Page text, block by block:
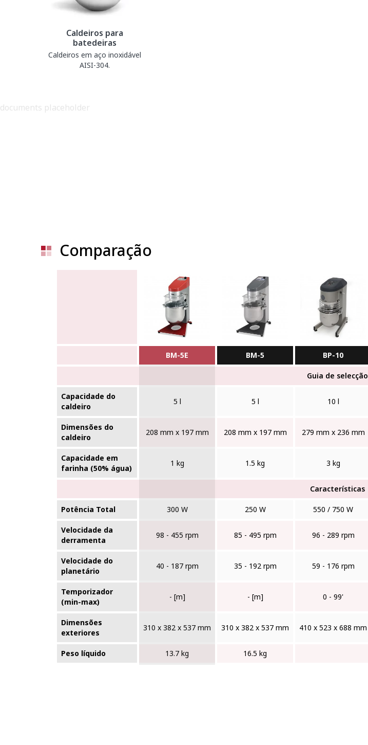
Caldeiros para
batedeiras
Caldeiros em aço inoxidável
AISI-304.
documents placeholder
Comparação
BM-5E BM-5 BP-10
Guia de selecção
Capacidade do
caldeiro
5 l 5 l 10 l
Dimensões do
caldeiro
208 mm x 197 mm 208 mm x 197 mm 279 mm x 236 mm
Capacidade em
farinha (50% água)
1 kg 1.5 kg 3 kg
Características
Potência Total 300 W 250 W 550 / 750 W
Velocidade da
derramenta
98 - 455 rpm 85 - 495 rpm 96 - 289 rpm
Velocidade do
planetário
40 - 187 rpm 35 - 192 rpm 59 - 176 rpm
Temporizador
(min-max)
- [m] - [m] 0 - 99'
Dimensões
exteriores
310 x 382 x 537 mm 310 x 382 x 537 mm 410 x 523 x 688 mm
Peso líquido 13.7 kg 16.5 kg